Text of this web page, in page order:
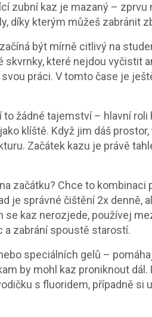
zubní kaz je mazaný – zprvu
díky kterým můžeš zabránit
být mírně citlivý na
skvrnky, které nejdou vyčistit
práci. V tomto čase je
žádné tajemství – hlavní roli
klíště. Když jim dáš
Začátek kazu je právě
začátku? Chce to kombinaci
je správné čištění 2x denně,
kaz nerozjede, používej
a zabrání spoustě starostí.
speciálních gelů –
by mohl kaz proniknout
s fluoridem, případně